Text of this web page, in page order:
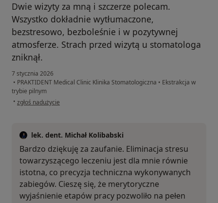
Dwie wizyty za mną i szczerze polecam.
Wszystko dokładnie wytłumaczone,
bezstresowo, bezboleśnie i w pozytywnej
atmosferze. Strach przed wizytą u stomatologa
zniknął.
7 stycznia 2026
• PRAKTIDENT Medical Clinic Klinika Stomatologiczna • Ekstrakcja w
trybie pilnym
• w opinii użytkownika Magdalena
zgłoś nadużycie
lek. dent. Michał Kolibabski
Bardzo dziękuję za zaufanie. Eliminacja stresu
towarzyszącego leczeniu jest dla mnie równie
istotna, co precyzja techniczna wykonywanych
zabiegów. Cieszę się, że merytoryczne
wyjaśnienie etapów pracy pozwoliło na pełen